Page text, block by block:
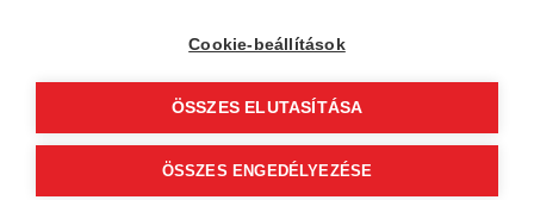
Cookie-beállítások
ÖSSZES ELUTASÍTÁSA
ÖSSZES ENGEDÉLYEZÉSE
Kövess minket!